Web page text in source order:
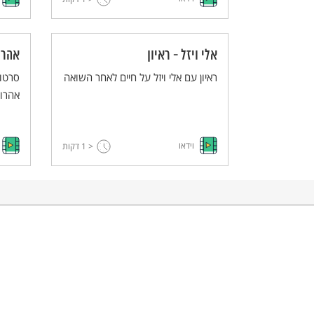
אלי ויזל - ראיון
ראיון עם אלי ויזל על חיים לאחר השואה
וידאו < 1 דקות